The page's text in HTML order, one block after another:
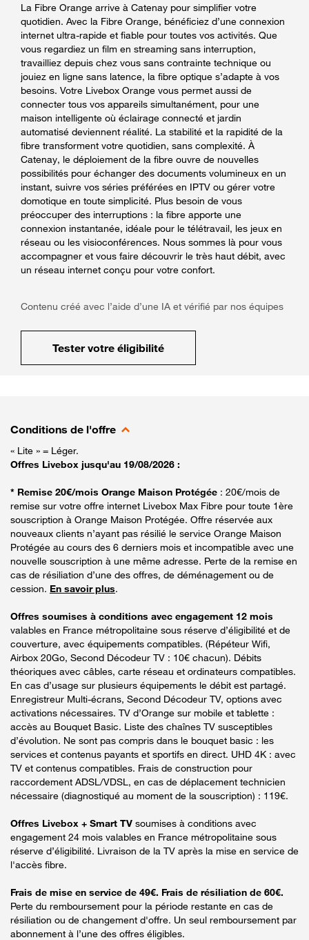
La Fibre Orange arrive à Catenay pour simplifier votre
quotidien. Avec la Fibre Orange, bénéficiez d’une connexion
internet ultra-rapide et fiable pour toutes vos activités. Que
vous regardiez un film en streaming sans interruption,
travailliez depuis chez vous sans contrainte technique ou
jouiez en ligne sans latence, la fibre optique s’adapte à vos
besoins. Votre Livebox Orange vous permet aussi de
connecter tous vos appareils simultanément, pour une
maison intelligente où éclairage connecté et jardin
automatisé deviennent réalité. La stabilité et la rapidité de la
fibre transforment votre quotidien, sans complexité. À
Catenay, le déploiement de la fibre ouvre de nouvelles
possibilités pour échanger des documents volumineux en un
instant, suivre vos séries préférées en IPTV ou gérer votre
domotique en toute simplicité. Plus besoin de vous
préoccuper des interruptions : la fibre apporte une
connexion instantanée, idéale pour le télétravail, les jeux en
réseau ou les visioconférences. Nous sommes là pour vous
accompagner et vous faire découvrir le très haut débit, avec
un réseau internet conçu pour votre confort.
Contenu créé avec l’aide d’une IA et vérifié par nos équipes
Tester votre éligibilité
Conditions de l'offre
« Lite » = Léger.
Offres Livebox jusqu'au 19/08/2026 :
* Remise 20€/mois Orange Maison Protégée : 20€/mois de
remise sur votre offre internet Livebox Max Fibre pour toute 1ère
souscription à Orange Maison Protégée. Offre réservée aux
nouveaux clients n’ayant pas résilié le service Orange Maison
Protégée au cours des 6 derniers mois et incompatible avec une
nouvelle souscription à une même adresse. Perte de la remise en
cas de résiliation d’une des offres, de déménagement ou de
cession. En savoir plus.
Offres soumises à conditions avec engagement 12 mois
valables en France métropolitaine sous réserve d’éligibilité et de
couverture, avec équipements compatibles. (Répéteur Wifi,
Airbox 20Go, Second Décodeur TV : 10€ chacun). Débits
théoriques avec câbles, carte réseau et ordinateurs compatibles.
En cas d’usage sur plusieurs équipements le débit est partagé.
Enregistreur Multi-écrans, Second Décodeur TV, options avec
activations nécessaires. TV d’Orange sur mobile et tablette :
accès au Bouquet Basic. Liste des chaînes TV susceptibles
d’évolution. Ne sont pas compris dans le bouquet basic : les
services et contenus payants et sportifs en direct. UHD 4K : avec
TV et contenus compatibles. Frais de construction pour
raccordement ADSL/VDSL, en cas de déplacement technicien
nécessaire (diagnostiqué au moment de la souscription) : 119€.
Offres Livebox + Smart TV soumises à conditions avec
engagement 24 mois valables en France métropolitaine sous
réserve d’éligibilité. Livraison de la TV après la mise en service de
l'accès fibre.
Frais de mise en service de 49€. Frais de résiliation de 60€.
Perte du remboursement pour la période restante en cas de
résiliation ou de changement d'offre. Un seul remboursement par
abonnement à l’une des offres éligibles.